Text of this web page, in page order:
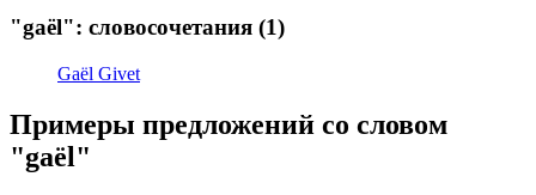
"gaël": словосочетания (1)
Gaël Givet
Примеры предложений со словом
"gaël"